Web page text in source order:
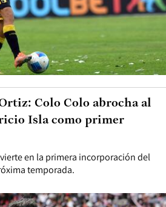
en la primera incorporación del
temporada.
Colo Colo abrocha al
Isla como primer